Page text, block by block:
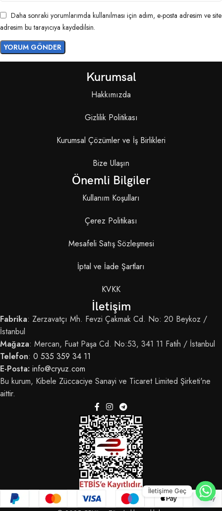
Daha sonraki yorumlarımda kullanılması için adım, e-posta adresim ve site
adresim bu tarayıcıya kaydedilsin.
Kurumsal
Hakkımızda
Gizlilik Politikası
Kurumsal Çözümler ve İş Birlikleri
Bize Ulaşın
Önemli Bilgiler
Kullanım Koşulları
Çerez Politikası
Mesafeli Satış Sözleşmesi
İptal ve İade Şartları
KVKK
İletişim
Fabrika: Zerzavatçı Mh. Fevzi Çakmak Cd. No: 20 Beykoz /
İstanbul
Mağaza: Mercan, Fuat Paşa Cd. No:53, 341 11 Fatih / İstanbul
Telefon: 0 535 359 34 11
E-Posta: info@cryuz.com
Bu kurum, Kibele Züccaciye Sanayi ve Ticaret Limited Şirketi'ne
aittir.
İletişime Geç